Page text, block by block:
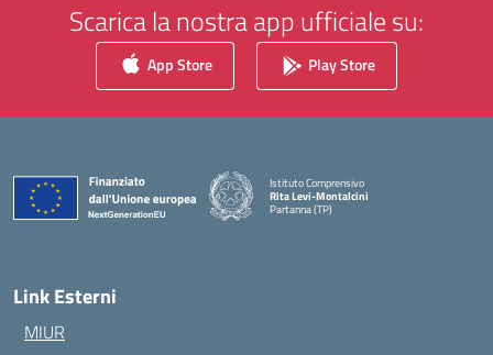
Scarica la nostra app ufficiale su:
App Store Play Store
Istituto Comprensivo
Rita Levi-Montalcini
Partanna (TP)
Link Esterni
MIUR